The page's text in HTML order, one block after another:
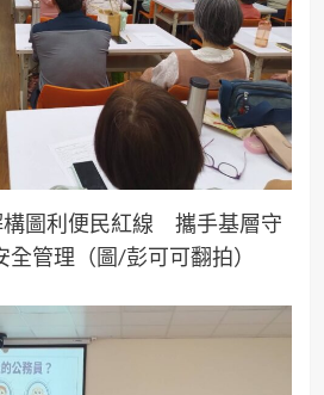
構圖利便民紅線 攜手基層守
管理（圖/彭可可翻拍）